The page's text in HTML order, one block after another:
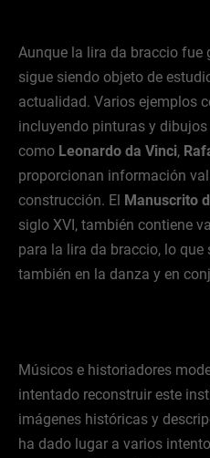
Aunque la lira da braccio fue
sigue siendo objeto de
actualidad. Varios ejemplos
incluyendo pinturas y
como Leonardo da Vinci,
proporcionan información
construcción. El Manuscrito
siglo XVI, también contiene
para la lira da braccio, lo que
también en la danza y en
Músicos e historiadores
intentado reconstruir este
imágenes históricas y
ha dado lugar a varios